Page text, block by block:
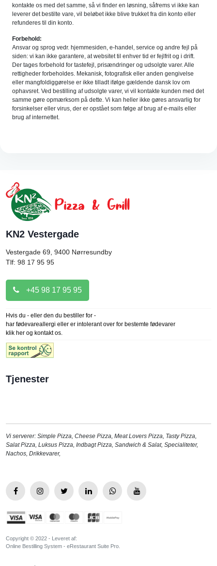
kontakte os med det samme, så vi finder en løsning, såfrems vi ikke kan
leverer det bestilte vare, vil beløbet ikke blive trukket fra din konto eller
refunderes til din konto.
Forbehold:
Ansvar og sprog vedr. hjemmesiden, e-handel, service og andre fejl på
siden: vi kan ikke garantere, at websitet til enhver tid er fejlfrit og i drift.
Der tages forbehold for tastefejl, prisændringer og udsolgte varer. Alle
rettigheder forbeholdes. Mekanisk, fotografisk eller anden gengivelse
eller mangfoldiggørelse er ikke tilladt ifølge gældende dansk lov om
ophavsret. Ved bestilling af udsolgte varer, vi vil kontakte kunden med det
samme gøre opmærksom på dette. Vi kan heller ikke gøres ansvarlig for
forsinkelser eller virus, der er opstået som følge af brug af e-mails eller
brug af internettet.
KN2 Vestergade
Vestergade 69, 9400 Nørresundby
Tlf: 98 17 95 95
+45 98 17 95 95
Hvis du - eller den du bestiller for -
har fødevareallergi eller er intolerant over for bestemte fødevarer
klik her og kontakt os.
Tjenester
Vi serverer: Simple Pizza, Cheese Pizza, Meat Lovers Pizza, Tasty Pizza,
Salat Pizza, Luksus Pizza, Indbagt Pizza, Sandwich & Salat, Specialiteter,
Nachos, Drikkevarer,
Copyright © 2022 - Leveret af:
Online Bestilling System - eRestaurant Suite Pro.